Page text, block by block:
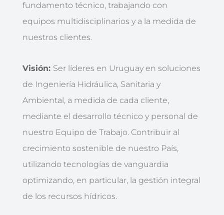
fundamento técnico, trabajando con
equipos multidisciplinarios y a la medida de
nuestros clientes.
Visión: Ser líderes en Uruguay en soluciones
de Ingeniería Hidráulica, Sanitaria y
Ambiental, a medida de cada cliente,
mediante el desarrollo técnico y personal de
nuestro Equipo de Trabajo. Contribuir al
crecimiento sostenible de nuestro País,
utilizando tecnologías de vanguardia
optimizando, en particular, la gestión integral
de los recursos hídricos.